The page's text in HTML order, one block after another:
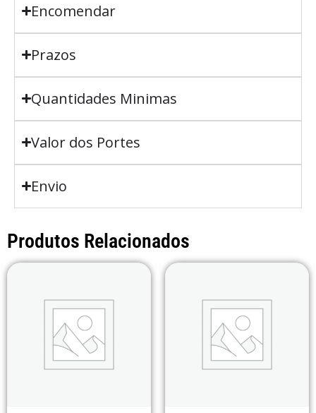
Encomendar
Prazos
Quantidades Minimas
Valor dos Portes
Envio
Produtos Relacionados